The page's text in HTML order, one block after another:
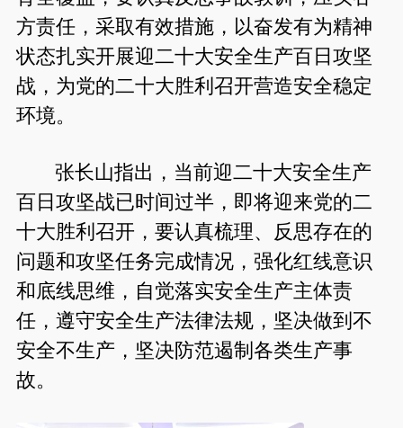
方责任，采取有效措施，以奋发有为精神
状态扎实开展迎二十大安全生产百日攻坚
战，为党的二十大胜利召开营造安全稳定
环境。
张长山指出，当前迎二十大安全生产
百日攻坚战已时间过半，即将迎来党的二
十大胜利召开，要认真梳理、反思存在的
问题和攻坚任务完成情况，强化红线意识
和底线思维，自觉落实安全生产主体责
任，遵守安全生产法律法规，坚决做到不
安全不生产，坚决防范遏制各类生产事
故。